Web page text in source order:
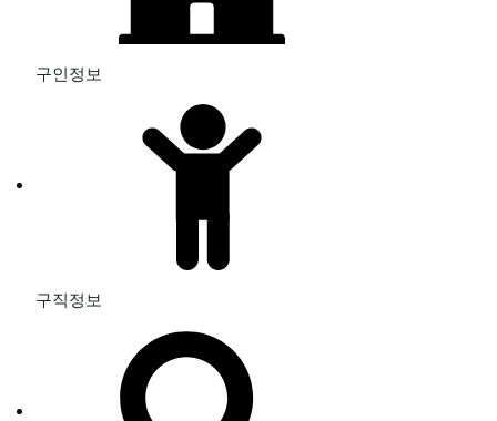
구인정보
구직정보